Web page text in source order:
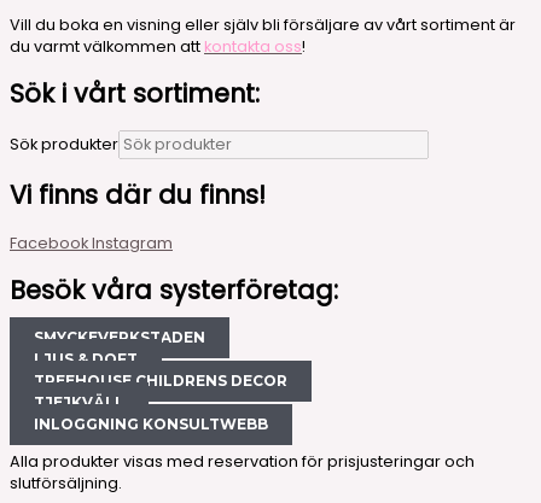
Vill du boka en visning eller själv bli försäljare av vårt sortiment är
du varmt välkommen att kontakta oss!
Sök i vårt sortiment:
Sök produkter
Vi finns där du finns!
FacebookInstagram
Besök våra systerföretag:
SMYCKEVERKSTADEN
LJUS & DOFT
TREEHOUSE CHILDRENS DECOR
TJEJKVÄLL
INLOGGNING KONSULTWEBB
Alla produkter visas med reservation för prisjusteringar och
slutförsäljning.